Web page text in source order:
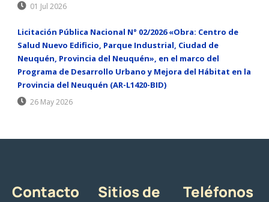
01 Jul 2026
Licitación Pública Nacional N° 02/2026 «Obra: Centro de
Salud Nuevo Edificio, Parque Industrial, Ciudad de
Neuquén, Provincia del Neuquén», en el marco del
Programa de Desarrollo Urbano y Mejora del Hábitat en la
Provincia del Neuquén (AR-L1420-BID)
26 May 2026
Contacto
Sitios de
Teléfonos